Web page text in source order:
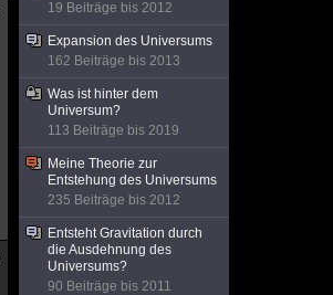
19 Beiträge bis 2012
Expansion des Universums
162 Beiträge bis 2013
Was ist hinter dem
Universum?
113 Beiträge bis 2019
Meine Theorie zur
Entstehung des Universums
235 Beiträge bis 2012
Entsteht Gravitation durch
die Ausdehnung des
Universums?
90 Beiträge bis 2011